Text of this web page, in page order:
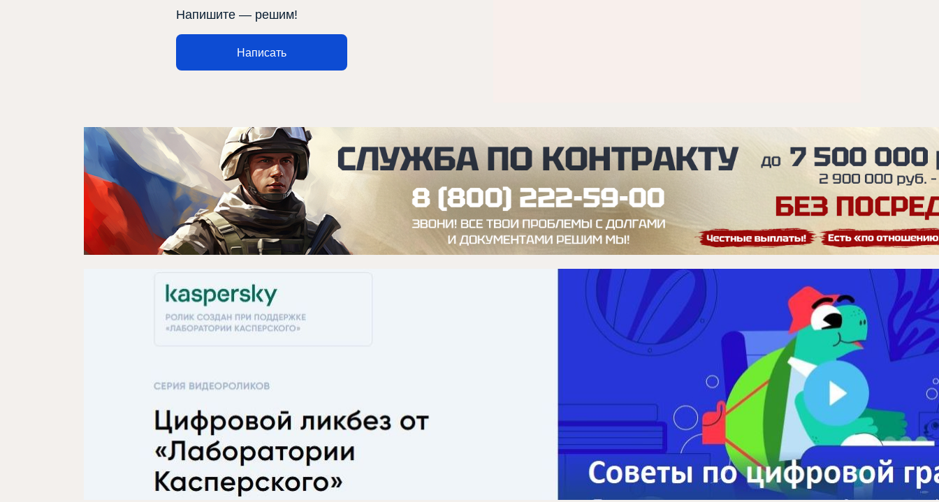
Проектлар
Медиа
Элемтә
Напишите — решим!
Написать